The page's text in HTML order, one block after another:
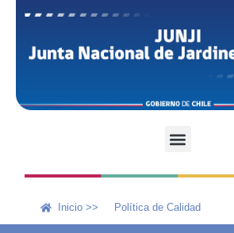
Inicio >> Política de Calidad